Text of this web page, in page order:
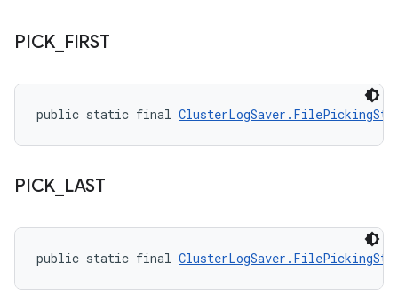
PICK FIRST
public static final
PICK LAST
public static final